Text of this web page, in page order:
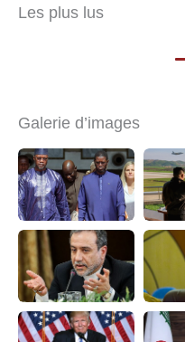
Les plus lus
Galerie d’images